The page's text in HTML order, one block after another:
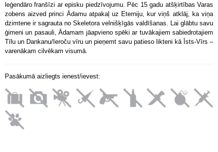
leģendāro franšīzi ar episku piedzīvojumu. Pēc 15 gadu atšķirtības Varas
zobens aizved princi Ādamu atpakaļ uz Eterniju, kur viņš atklāj, ka viņa
dzimtene ir sagrauta no Skeletora velnišķīgās valdīšanas. Lai glābtu savu
ģimeni un pasauli, Ādamam jāapvieno spēki ar tuvākajiem sabiedrotajiem
Tīlu un Dankanu/Ieroču vīru un pieņemt savu patieso likteni kā Īsts-Vīrs –
varenākam cilvēkam visumā.
Pasākumā aizliegts ienest/ievest: